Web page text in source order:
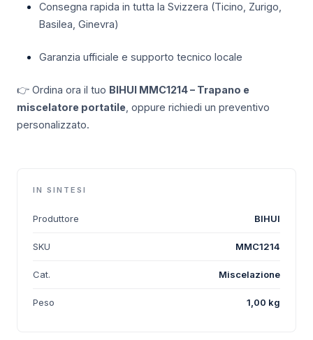
Consegna rapida in tutta la Svizzera (Ticino, Zurigo,
Basilea, Ginevra)
Garanzia ufficiale e supporto tecnico locale
👉 Ordina ora il tuo BIHUI MMC1214 – Trapano e
miscelatore portatile , oppure richiedi un preventivo
personalizzato.
IN SINTESI
Produttore BIHUI
SKU MMC1214
Cat. Miscelazione
Peso 1,00 kg